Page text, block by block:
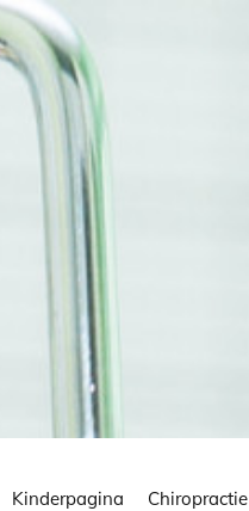
Kinderpagina Chiropractie